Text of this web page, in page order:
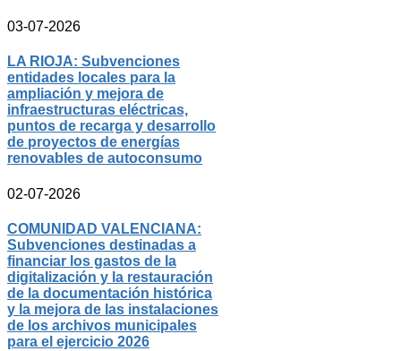
03-07-2026
LA RIOJA: Subvenciones
entidades locales para la
ampliación y mejora de
infraestructuras eléctricas,
puntos de recarga y desarrollo
de proyectos de energías
renovables de autoconsumo
02-07-2026
COMUNIDAD VALENCIANA:
Subvenciones destinadas a
financiar los gastos de la
digitalización y la restauración
de la documentación histórica
y la mejora de las instalaciones
de los archivos municipales
para el ejercicio 2026